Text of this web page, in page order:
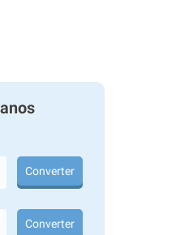
Converter
Converter